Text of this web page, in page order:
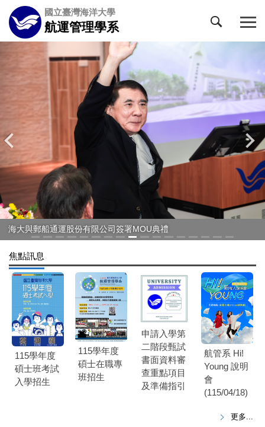
跳
到
主
容
國立臺灣海洋大學
航運管理學系
海大與郵船通運股份有限公司簽署MOU典禮
焦點訊息
115學年度
碩士班考試
入學招生
115學年度
碩士在職專
班招生
申請入學第
二階段甄試
書面資料審
查重點項目
及準備指引
航管系 Hi!
Young 說明
會
(115/04/18)
更多...